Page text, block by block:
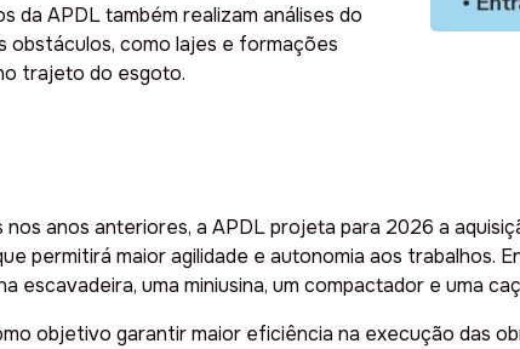
da APDL também realizam análises do
obstáculos, como lajes e formações
trajeto do esgoto.
anos anteriores, a APDL projeta para 2026 a
permitirá maior agilidade e autonomia aos trabalhos.
escavadeira, uma miniusina, um compactador e uma
objetivo garantir maior eficiência na execução das